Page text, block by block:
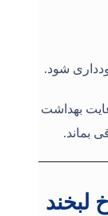
شود.
بهداشت
بماند.
لبخند